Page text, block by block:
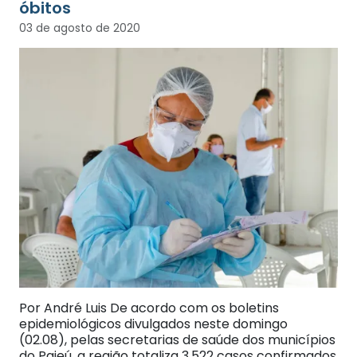
óbitos
03 de agosto de 2020
Por André Luis De acordo com os boletins
epidemiológicos divulgados neste domingo
(02.08), pelas secretarias de saúde dos municípios